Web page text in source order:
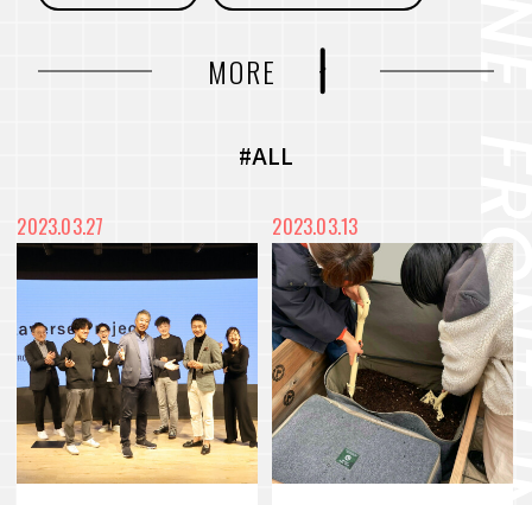
地）に― グループシナジーと地域連携で街の魅
未来をより良く、面白くするー 従業員のWillを
起点に、スタートアップ企業との共創を目指すC
VIEW MORE
#メタバース #Web3時代 #DX
#外部の知見 #アナザーアドレス
#メディア
#産学連携 #端材再活用
#デベロッパー事業 #職場づくり
#障がい者雇用 #雇用促進 #地域共栄
#リユース #価値共創 #環境共生
#事業承継 #ブランドづくり
MORE
#ALL
2023.03.27 2023.03.13